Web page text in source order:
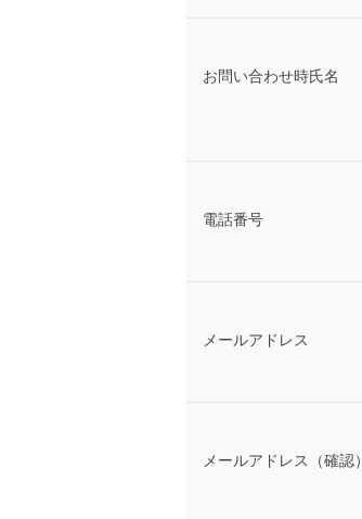
お問い合わせ時氏名
電話番号
メールアドレス
メールアドレス（確認）